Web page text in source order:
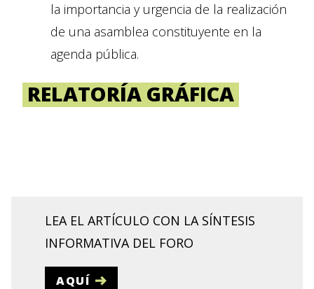
la importancia y urgencia de la realización
de una asamblea constituyente en la
agenda pública.
RELATORÍA GRÁFICA
LEA EL ARTÍCULO CON LA SÍNTESIS
INFORMATIVA DEL FORO
AQUÍ